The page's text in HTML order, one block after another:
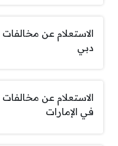
الاستعلام عن مخالفات
دبي
الاستعلام عن مخالفات
في الإمارات